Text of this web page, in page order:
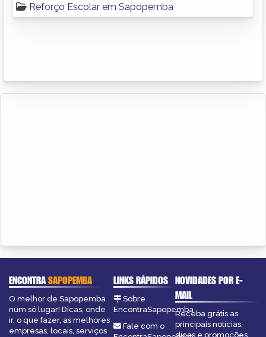
Reforço Escolar em Sapopemba
ENCONTRASAPOPEMBA
O melhor de Sapopemba
num só lugar! Dicas, onde
ir, o que fazer, as melhores
empresas, locais, serviços
LINKS RÁPIDOS
Sobre
EncontraSapopemba
Fale com o
NOVIDADES POR E-
MAIL
Receba grátis as
principais notícias,
dicas e promoções